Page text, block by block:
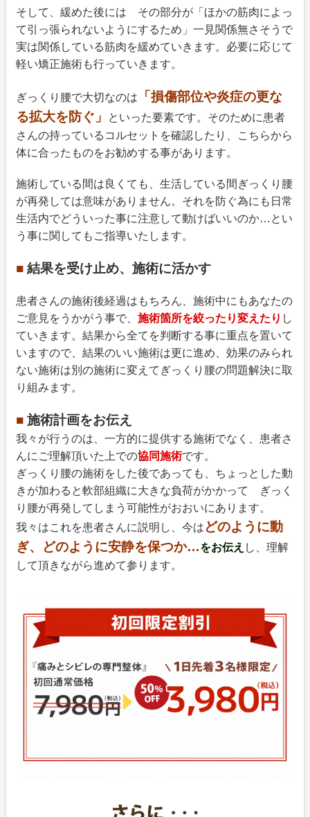
そして、緩めた後には その部分が「ほかの筋肉によっ
て引っ張られないようにするため」一見関係無さそうで
実は関係している筋肉を緩めていきます。必要に応じて
軽い矯正施術も行っていきます。
ぎっくり腰で大切なのは
「損傷部位や炎症の更な
る拡大を防ぐ」
といった要素です。そのために患者
さんの持っているコルセットを確認したり、こちらから
体に合ったものをお勧めする事があります。
施術している間は良くても、生活している間ぎっくり腰
が再発しては意味がありません。それを防ぐ為にも日常
生活内でどういった事に注意して動けばいいのか…とい
う事に関してもご指導いたします。
■ 結果を受け止め、施術に活かす
患者さんの施術後経過はもちろん、施術中にもあなたの
ご意見をうかがう事で、施術箇所を絞ったり変えたり し
ていきます。結果から全てを判断する事に重点を置いて
いますので、結果のいい施術は更に進め、効果のみられ
ない施術は別の施術に変えてぎっくり腰の問題解決に取
り組みます。
■ 施術計画をお伝え
我々が行うのは、一方的に提供する施術でなく、患者さ
んにご理解頂いた上での協同施術です。
ぎっくり腰の施術をした後であっても、ちょっとした動
きが加わると軟部組織に大きな負荷がかかって ぎっく
り腰が再発してしまう可能性がおおいにあります。
我々はこれを患者さんに説明し、今は どのように動
ぎ、どのように安静を保つか…をお伝え し、理解
して頂きながら進めて参ります。